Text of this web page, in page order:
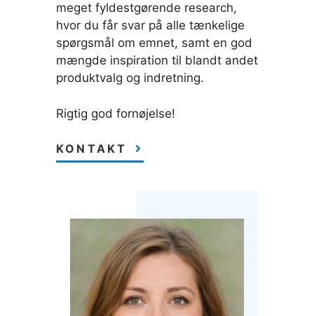
meget fyldestgørende research,
hvor du får svar på alle tænkelige
spørgsmål om emnet, samt en god
mængde inspiration til blandt andet
produktvalg og indretning.
Rigtig god fornøjelse!
KONTAKT